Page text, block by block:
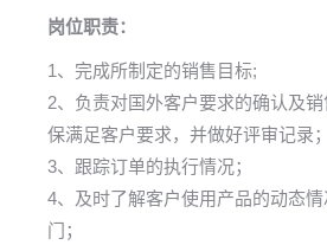
岗位职责：
1、完成所制定的销售目标;
2、负责对国外客户要求的确认及
保满足客户要求，并做好评审记录；
3、跟踪订单的执行情况；
4、及时了解客户使用产品的动态
门；